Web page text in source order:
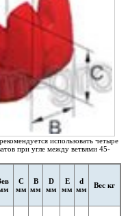
использовать четыре
при угле между ветвями 45-
С
мм
B
мм
D
мм
E
мм
d
мм
Вес кг